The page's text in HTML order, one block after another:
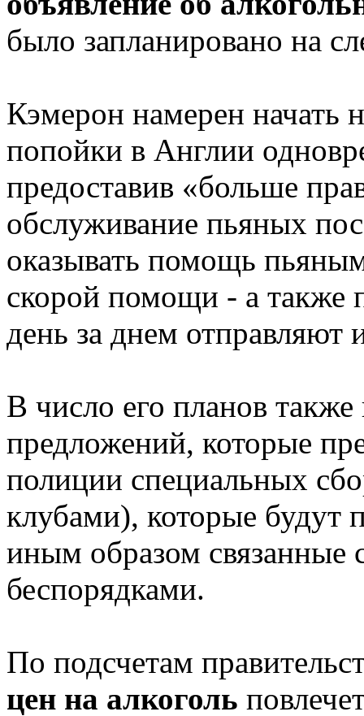
было запланировано на
Кэмерон намерен начать
попойки в Англии
предоставив «больше
обслуживание пьяных
оказывать помощь
скорой помощи - а также
день за днем отправляют
В число его планов также
предложений, которые
полиции специальных
клубами), которые будут
иным образом связанные
беспорядками.
По подсчетам
цен на алкоголь